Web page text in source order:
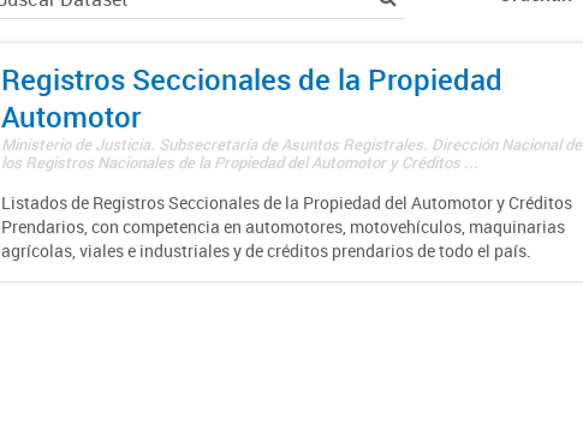
Registros Seccionales de la Propiedad
Automotor
Ministerio de Justicia. Subsecretaría de Asuntos Registrales. Dirección Nacional de
los Registros Nacionales de la Propiedad del Automotor y Créditos ...
Listados de Registros Seccionales de la Propiedad del Automotor y Créditos
Prendarios, con competencia en automotores, motovehículos, maquinarias
agrícolas, viales e industriales y de créditos prendarios de todo el país.